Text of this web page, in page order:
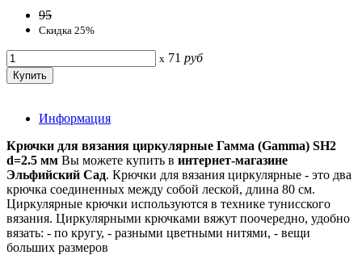
95
Скидка 25%
x 71 руб
Информация
Крючки для вязания циркулярные Гамма (Gamma) SH2
d=2.5 мм Вы можете купить в интернет-магазине
Эльфийский Сад. Крючки для вязания циркулярные - это два
крючка соединенных между собой леской, длина 80 см.
Циркулярные крючки используются в технике тунисского
вязания. Циркулярными крючками вяжут поочередно, удобно
вязать: - по кругу, - разными цветными нитями, - вещи
больших размеров